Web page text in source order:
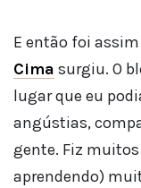
E então foi
Cima surgiu. O
lugar que eu
angústias,
gente. Fiz
aprendendo)